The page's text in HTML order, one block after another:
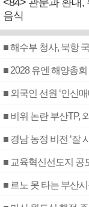
<84> 관문과 환대,
음식
■ 해수부 청사, 북항
■ 2028 유엔 해양총회
■ 외국인 선원 ‘인신
■ 비위 논란 부산TP,
■ 경남 농정 비전 ‘잘
■ 교육혁신선도지 공
■ 르노 못 타는 부산